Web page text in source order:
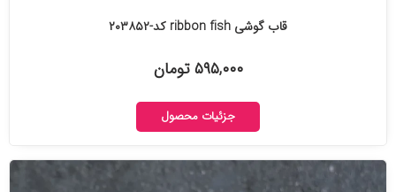
قاب گوشی ribbon fish کد-۲۰۳۸۵۲
۵۹۵,۰۰۰ تومان
جزئیات محصول